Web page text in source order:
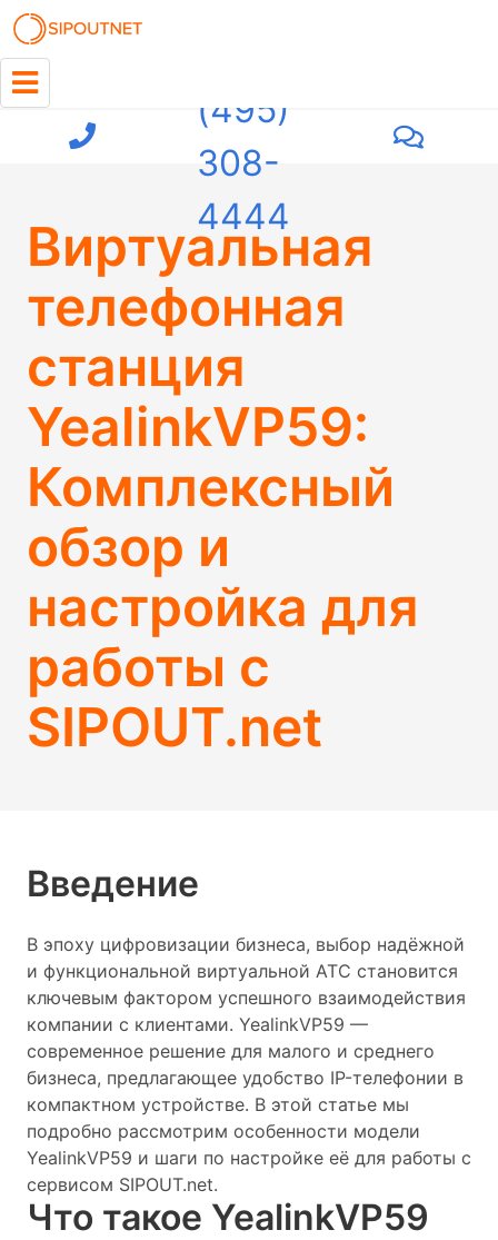
(495)
308-
4444
Виртуальная
телефонная
станция
YealinkVP59:
Комплексный
обзор и
настройка для
работы с
SIPOUT.net
Введение
В эпоху цифровизации бизнеса, выбор надёжной
и функциональной виртуальной АТС становится
ключевым фактором успешного взаимодействия
компании с клиентами. YealinkVP59 —
современное решение для малого и среднего
бизнеса, предлагающее удобство IP-телефонии в
компактном устройстве. В этой статье мы
подробно рассмотрим особенности модели
YealinkVP59 и шаги по настройке её для работы с
сервисом SIPOUT.net.
Что такое YealinkVP59